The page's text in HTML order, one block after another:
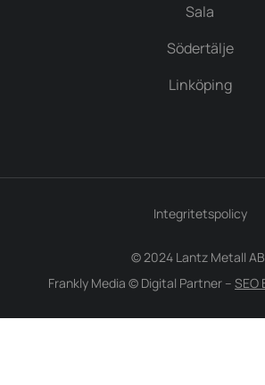
Sala
Södertälje
Linköping
© 2024 Lantz Metall
Frankly Media © Digital Partner – SEO
Integritetspolicy